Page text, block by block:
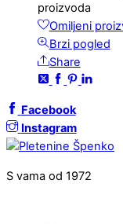
proizvoda
Omiljeni
Brzi pogled
Share
Facebook
Instagram
S vama od 1972